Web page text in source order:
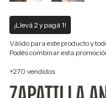
¡Llevá 2 y pagá 1!
Válido para este producto y
Podés combinar esta
+270 vendidos